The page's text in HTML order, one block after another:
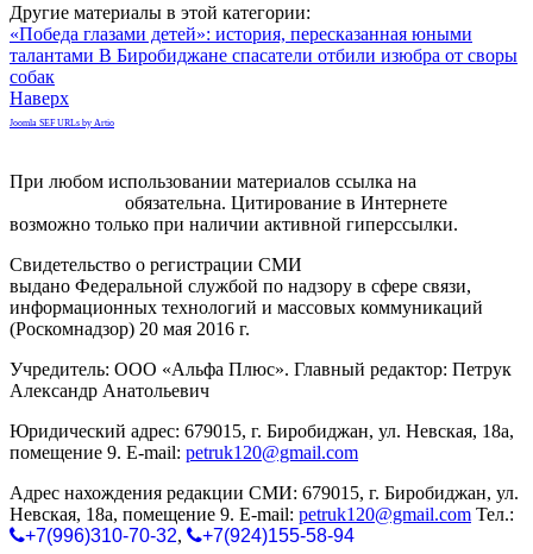
Другие материалы в этой категории:
«Победа глазами детей»: история, пересказанная юными
талантами В Биробиджане спасатели отбили изюбра от своры
собак
Наверх
Joomla SEF URLs by Artio
При любом использовании материалов ссылка на
обязательна. Цитирование в Интернете
возможно только при наличии активной гиперссылки.
Свидетельство о регистрации СМИ
выдано Федеральной службой по надзору в сфере связи,
информационных технологий и массовых коммуникаций
(Роскомнадзор) 20 мая 2016 г.
Учредитель: ООО «Альфа Плюс». Главный редактор: Петрук
Александр Анатольевич
Юридический адрес: 679015, г. Биробиджан, ул. Невская, 18а,
помещение 9. E-mail: petruk120@gmail.com
Адрес нахождения редакции СМИ: 679015, г. Биробиджан, ул.
Невская, 18а, помещение 9. E-mail: petruk120@gmail.com Тел.:
+7(996)310-70-32, +7(924)155-58-94